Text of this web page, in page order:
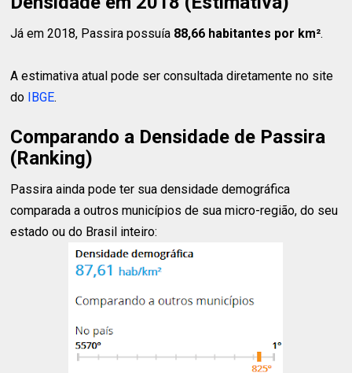
Já em 2018, Passira possuía 88,66 habitantes por km².
A estimativa atual pode ser consultada diretamente no site
do IBGE.
Comparando a Densidade de Passira
(Ranking)
Passira ainda pode ter sua densidade demográfica
comparada a outros municípios de sua micro-região, do seu
estado ou do Brasil inteiro: